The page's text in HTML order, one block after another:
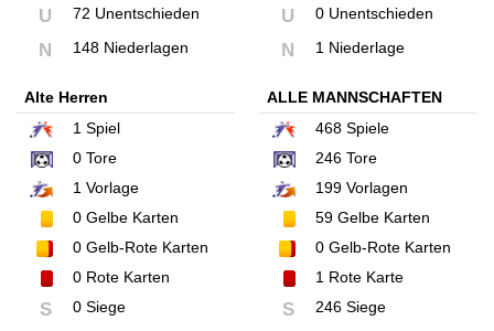
U 72 Unentschieden
N 148 Niederlagen
U 0 Unentschieden
N 1 Niederlage
Alte Herren
1 Spiel
0 Tore
1 Vorlage
0 Gelbe Karten
0 Gelb-Rote Karten
0 Rote Karten
S 0 Siege
ALLE MANNSCHAFTEN
468Spiele
246Tore
199Vorlagen
59Gelbe Karten
0Gelb-Rote Karten
1Rote Karte
S 246 Siege